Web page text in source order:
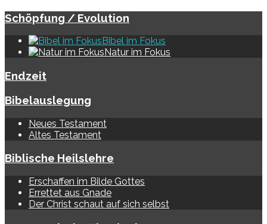
Schöpfung / Evolution
Bibel im Fokus
Natur im Fokus
Endzeit
Bibelauslegung
Neues Testament
Altes Testament
Biblische Heilslehre
Erschaffen im Bilde Gottes
Errettet aus Gnade
Der Christ schaut auf sich selbst